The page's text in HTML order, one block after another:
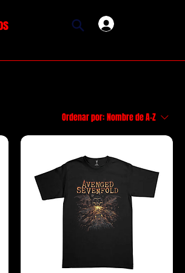
Ordenar por:Nombre de A-Z